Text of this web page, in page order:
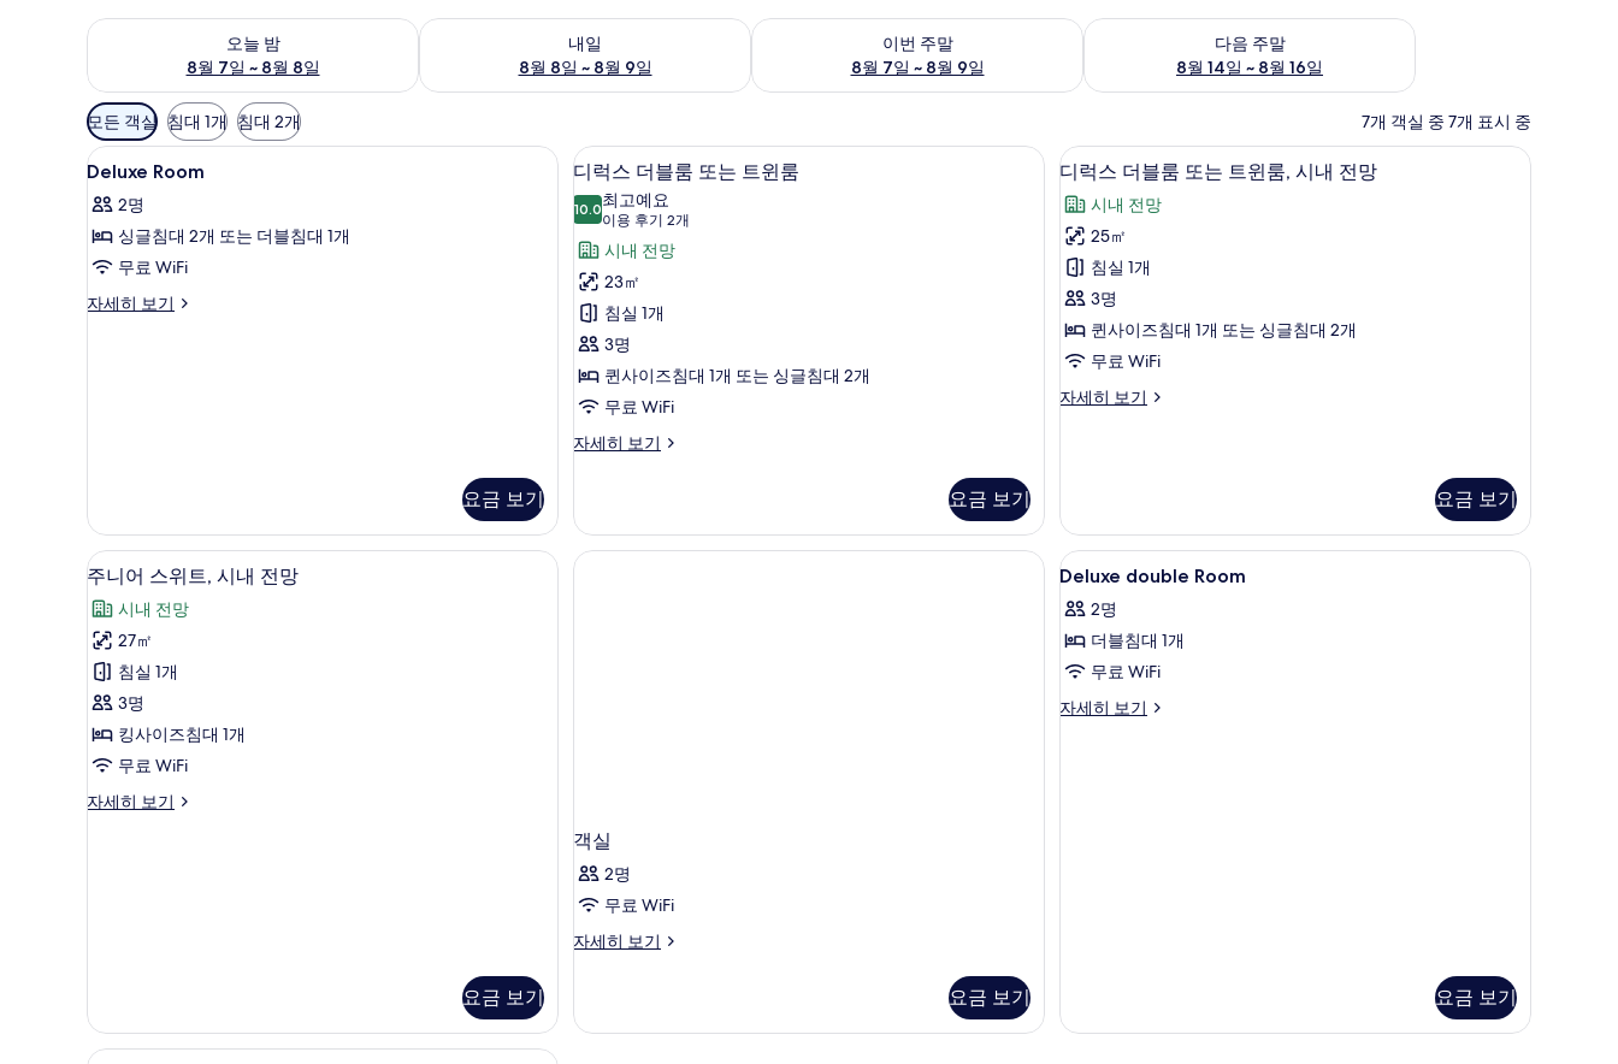
오늘 밤
8월 7일 ~ 8월 8일
오늘 밤 예약 가능 여부 확인, 8월 7일 ~ 8월 8일
내일
8월 8일 ~ 8월 9일
내일 예약 가능 여부 확인, 8월 8일 ~ 8월 9일
이번 주말
8월 7일 ~ 8월 9일
이번 주말 예약 가능 여부 확인, 8월 7일 ~ 8월 9일
다음 주말
8월 14일 ~ 8월 16일
다음 주말 예약 가능 여부 확인, 8월 14일 ~ 8월 16일
객
실
에
사
용
가
능
한
모든 객실 침대 1개 침대 2개 7개 객실 중 7개 표시 중
Deluxe
Room
사
진
모
두
18
Deluxe Room
2명
싱글침대 2개 또는 더블침대 1개
무료 WiFi
자세히 보기
Deluxe
요금 보기
디
럭
스
더
블
룸
또
는
트
윈
진
모
6
디럭스 더블룸 또는 트윈룸
10.010.0점 만점 중 10점
최고예요
이용 후기 2개
(이
용
후
기
2
개)
시내 전망
23㎡
침실 1개
3명
퀸사이즈침대 1개 또는 싱글침대 2개
무료 WiFi
자세히 보기
디
블
룸
또
요금 보기
디
럭
스
더
블
룸
또
트
내
전
망
사
진
두
디럭스 더블룸 또는 트윈룸, 시내 전망 | 미니
12
디럭스 더블룸 또는 트윈룸, 시내 전망
시내 전망
25㎡
침실 1개
3명
퀸사이즈침대 1개 또는 싱글침대 2개
무료 WiFi
자세히 보기
디
또
는
트
룸,
시
전
망
자
요금 보기
주
니
어
스
위
트,
시
전
기
미니바, 객실 내 금고, 책상, 방음 설비
7
주니어 스위트, 시내 전망
시내 전망
27㎡
침실 1개
3명
킹사이즈침대 1개
무료 WiFi
자세히 보기
주
자
세
요금 보기
객실
2명
무료 WiFi
자세히 보기
객
히
요금 보기
Deluxe
double
Room
사
진
모
욕실 | 무료 세면용품, 헤어드라이어, 목욕가운,
1
Deluxe double Room
2명
더블침대 1개
무료 WiFi
자세히 보기
Deluxe
요금 보기
룸 (Wellness) | 미니바, 객실 내 금고, 책상, 방음 설비